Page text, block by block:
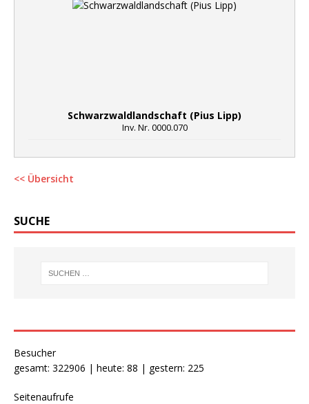
Schwarzwaldlandschaft (Pius Lipp)
Inv. Nr. 0000.070
<< Übersicht
SUCHE
Besucher
gesamt: 322906 | heute: 88 | gestern: 225
Seitenaufrufe